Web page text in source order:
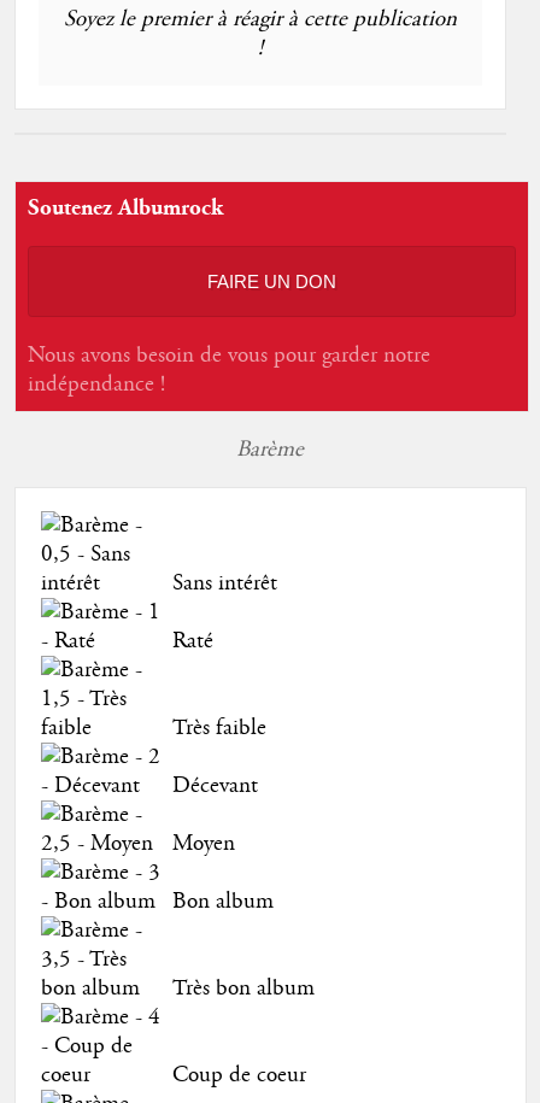
Soyez le premier à réagir à cette publication
!
Soutenez Albumrock
FAIRE UN DON
Nous avons besoin de vous pour garder notre
indépendance !
Barème
Sans intérêt
Raté
Très faible
Décevant
Moyen
Bon album
Très bon album
Coup de coeur